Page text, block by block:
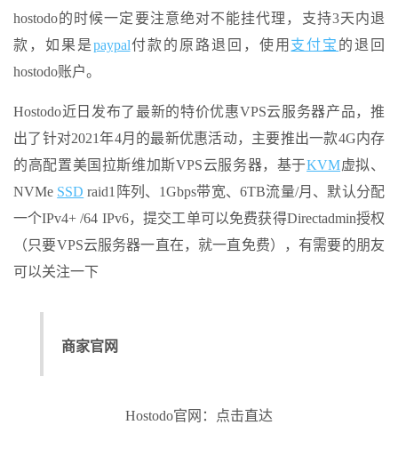
hostodo的时候一定要注意绝对不能挂代理，支持3天内退
款，如果是paypal付款的原路退回，使用 支付宝 的退回
hostodo账户。
Hostodo近日发布了最新的特价优惠VPS云服务器产品，推
出了针对2021年4月的最新优惠活动，主要推出一款4G内存
的高配置美国拉斯维加斯VPS云服务器，基于KVM虚拟、
NVMe SSD raid1阵列、1Gbps带宽、6TB流量/月、默认分配
一个IPv4+ /64 IPv6，提交工单可以免费获得Directadmin授权
（只要VPS云服务器一直在，就一直免费），有需要的朋友
可以关注一下
商家官网
Hostodo官网：点击直达